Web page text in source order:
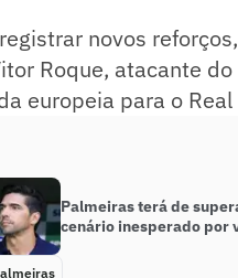
novos
Roque, atacante
europeia para o Real
Palmeiras terá de
cenário inesperado por